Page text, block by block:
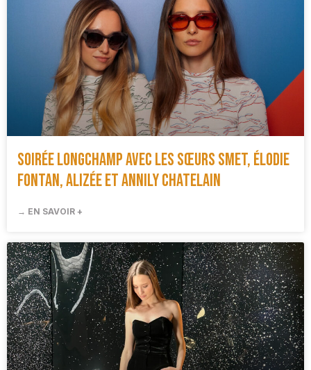
Soirée Longchamp avec les sœurs Smet, Élodie
Fontan, Alizée et Annily Chatelain
→ EN SAVOIR +